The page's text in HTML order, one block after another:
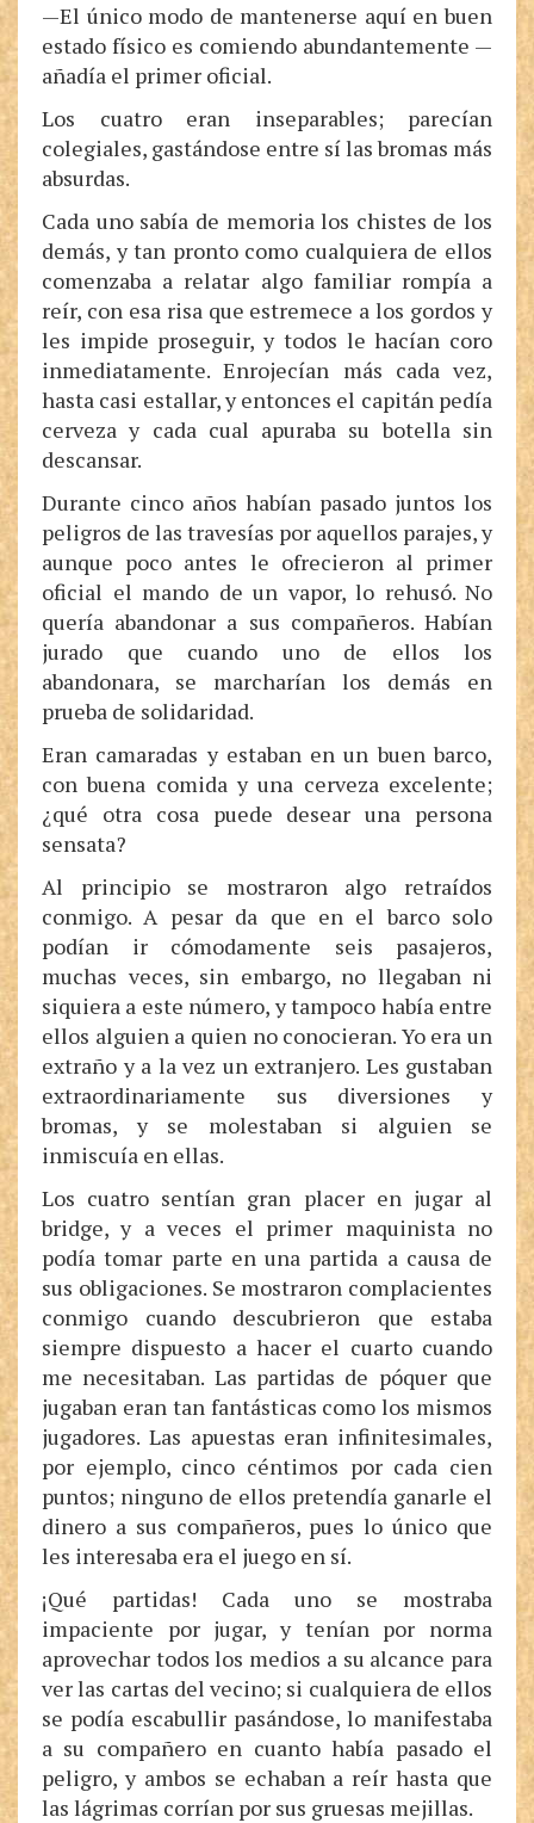
—El único modo de mantenerse aquí en buen
estado físico es comiendo abundantemente —
añadía el primer oficial.
Los cuatro eran inseparables; parecían
colegiales, gastándose entre sí las bromas más
absurdas.
Cada uno sabía de memoria los chistes de los
demás, y tan pronto como cualquiera de ellos
comenzaba a relatar algo familiar rompía a
reír, con esa risa que estremece a los gordos y
les impide proseguir, y todos le hacían coro
inmediatamente. Enrojecían más cada vez,
hasta casi estallar, y entonces el capitán pedía
cerveza y cada cual apuraba su botella sin
descansar.
Durante cinco años habían pasado juntos los
peligros de las travesías por aquellos parajes, y
aunque poco antes le ofrecieron al primer
oficial el mando de un vapor, lo rehusó. No
quería abandonar a sus compañeros. Habían
jurado que cuando uno de ellos los
abandonara, se marcharían los demás en
prueba de solidaridad.
Eran camaradas y estaban en un buen barco,
con buena comida y una cerveza excelente;
¿qué otra cosa puede desear una persona
sensata?
Al principio se mostraron algo retraídos
conmigo. A pesar da que en el barco solo
podían ir cómodamente seis pasajeros,
muchas veces, sin embargo, no llegaban ni
siquiera a este número, y tampoco había entre
ellos alguien a quien no conocieran. Yo era un
extraño y a la vez un extranjero. Les gustaban
extraordinariamente sus diversiones y
bromas, y se molestaban si alguien se
inmiscuía en ellas.
Los cuatro sentían gran placer en jugar al
bridge, y a veces el primer maquinista no
podía tomar parte en una partida a causa de
sus obligaciones. Se mostraron complacientes
conmigo cuando descubrieron que estaba
siempre dispuesto a hacer el cuarto cuando
me necesitaban. Las partidas de póquer que
jugaban eran tan fantásticas como los mismos
jugadores. Las apuestas eran infinitesimales,
por ejemplo, cinco céntimos por cada cien
puntos; ninguno de ellos pretendía ganarle el
dinero a sus compañeros, pues lo único que
les interesaba era el juego en sí.
¡Qué partidas! Cada uno se mostraba
impaciente por jugar, y tenían por norma
aprovechar todos los medios a su alcance para
ver las cartas del vecino; si cualquiera de ellos
se podía escabullir pasándose, lo manifestaba
a su compañero en cuanto había pasado el
peligro, y ambos se echaban a reír hasta que
las lágrimas corrían por sus gruesas mejillas.